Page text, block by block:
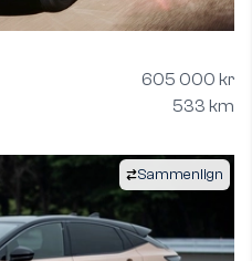
605 000 kr
533 km
Sammenlign